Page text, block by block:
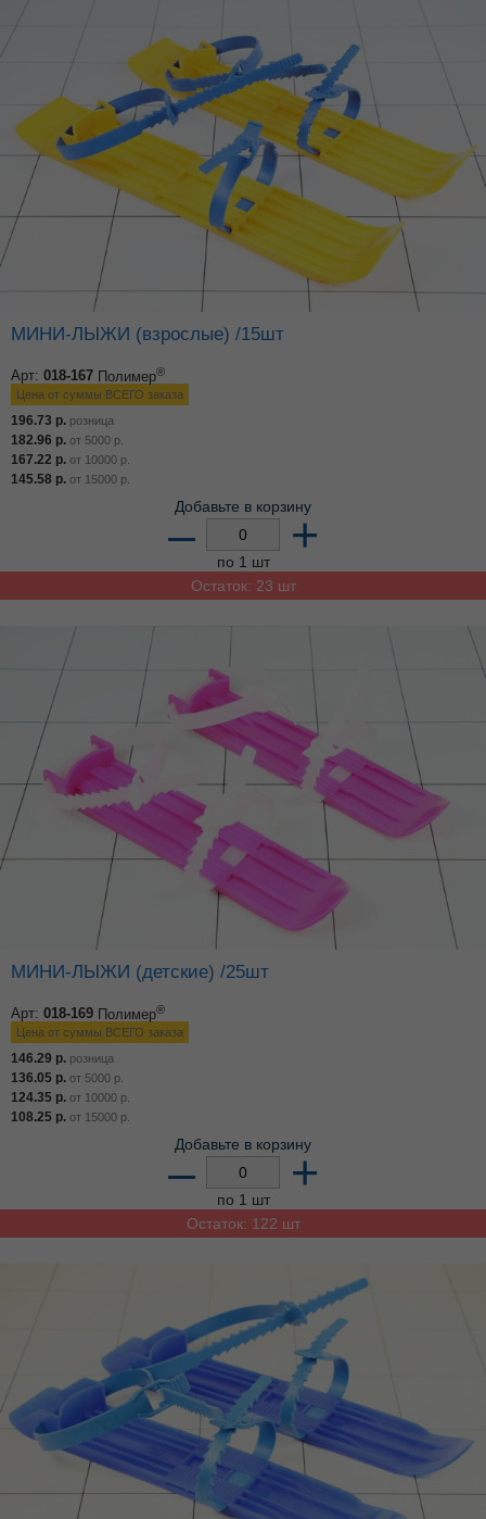
МИНИ-ЛЫЖИ (взрослые) /15шт
Арт: 018-167 Полимер®
Цена от суммы ВСЕГО заказа
196.73 р. розница
182.96 р. от 5000 р.
167.22 р. от 10000 р.
145.58 р. от 15000 р.
Добавьте в корзину
– +
по 1 шт
Остаток: 23 шт
МИНИ-ЛЫЖИ (детские) /25шт
Арт: 018-169 Полимер®
Цена от суммы ВСЕГО заказа
146.29 р. розница
136.05 р. от 5000 р.
124.35 р. от 10000 р.
108.25 р. от 15000 р.
Добавьте в корзину
– +
по 1 шт
Остаток: 122 шт